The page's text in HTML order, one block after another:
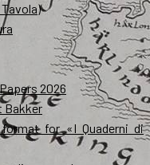
2026
Bakker
for «I Quaderni di